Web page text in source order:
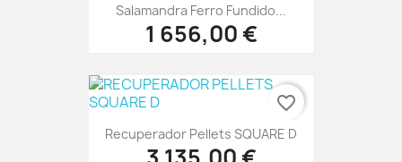
Salamandra Ferro Fundido...
1 656,00 €
Recuperador Pellets SQUARE D
favorite_border